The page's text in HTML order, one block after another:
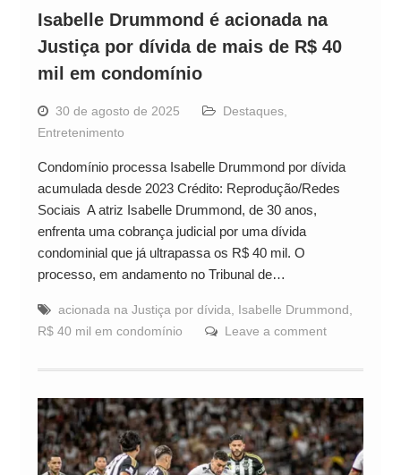
Isabelle Drummond é acionada na
Justiça por dívida de mais de R$ 40
mil em condomínio
30 de agosto de 2025 Destaques,
Entretenimento
Condomínio processa Isabelle Drummond por dívida
acumulada desde 2023 Crédito: Reprodução/Redes
Sociais A atriz Isabelle Drummond, de 30 anos,
enfrenta uma cobrança judicial por uma dívida
condominial que já ultrapassa os R$ 40 mil. O
processo, em andamento no Tribunal de…
acionada na Justiça por dívida Isabelle Drummond
R$ 40 mil em condomínio
Leave a comment